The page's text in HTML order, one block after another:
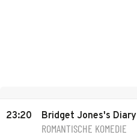
23:20 Bridget Jones's Diary
ROMANTISCHE KOMEDIE